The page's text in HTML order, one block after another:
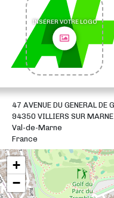
INSÉRER VOTRE LOGO
47 AVENUE DU GENERAL DE
94350 VILLIERS SUR MARNE
Val-de-Marne
France
+
−